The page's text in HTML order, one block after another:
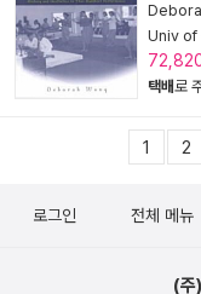
Univ of
택배로
1 2
로그인 전체 메뉴
(주